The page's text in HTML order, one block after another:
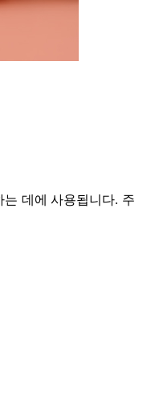
데에 사용됩니다. 주